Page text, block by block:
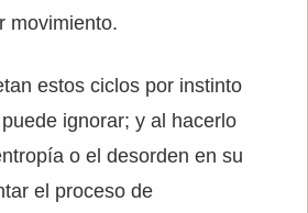
movimiento.
estos ciclos por instinto
ignorar; y al hacerlo
o el desorden en su
el proceso de